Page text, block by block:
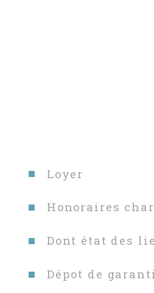
Loyer
Honoraires
Dont état des
Dépot de